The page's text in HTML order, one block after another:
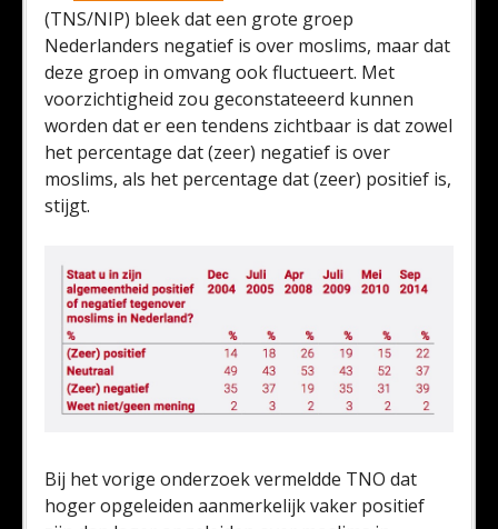
(TNS/NIP) bleek dat een grote groep
Nederlanders negatief is over moslims, maar dat
deze groep in omvang ook fluctueert. Met
voorzichtigheid zou geconstateeerd kunnen
worden dat er een tendens zichtbaar is dat zowel
het percentage dat (zeer) negatief is over
moslims, als het percentage dat (zeer) positief is,
stijgt.
Bij het vorige onderzoek vermeldde TNO dat
hoger opgeleiden aanmerkelijk vaker positief